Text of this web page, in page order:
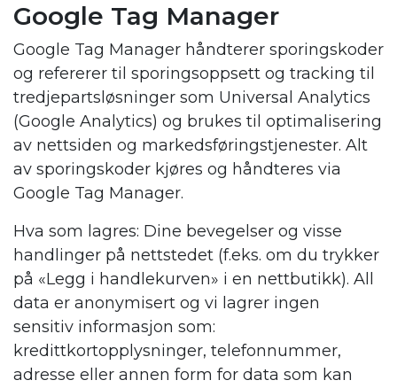
Google Tag Manager
Google Tag Manager håndterer sporingskoder
og refererer til sporingsoppsett og tracking til
tredjepartsløsninger som Universal Analytics
(Google Analytics) og brukes til optimalisering
av nettsiden og markedsføringstjenester. Alt
av sporingskoder kjøres og håndteres via
Google Tag Manager.
Hva som lagres: Dine bevegelser og visse
handlinger på nettstedet (f.eks. om du trykker
på «Legg i handlekurven» i en nettbutikk). All
data er anonymisert og vi lagrer ingen
sensitiv informasjon som:
kredittkortopplysninger, telefonnummer,
adresse eller annen form for data som kan